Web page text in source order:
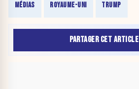
MÉDIAS ROYAUME-UNI TRUMP
PARTAGER CET ARTICLE